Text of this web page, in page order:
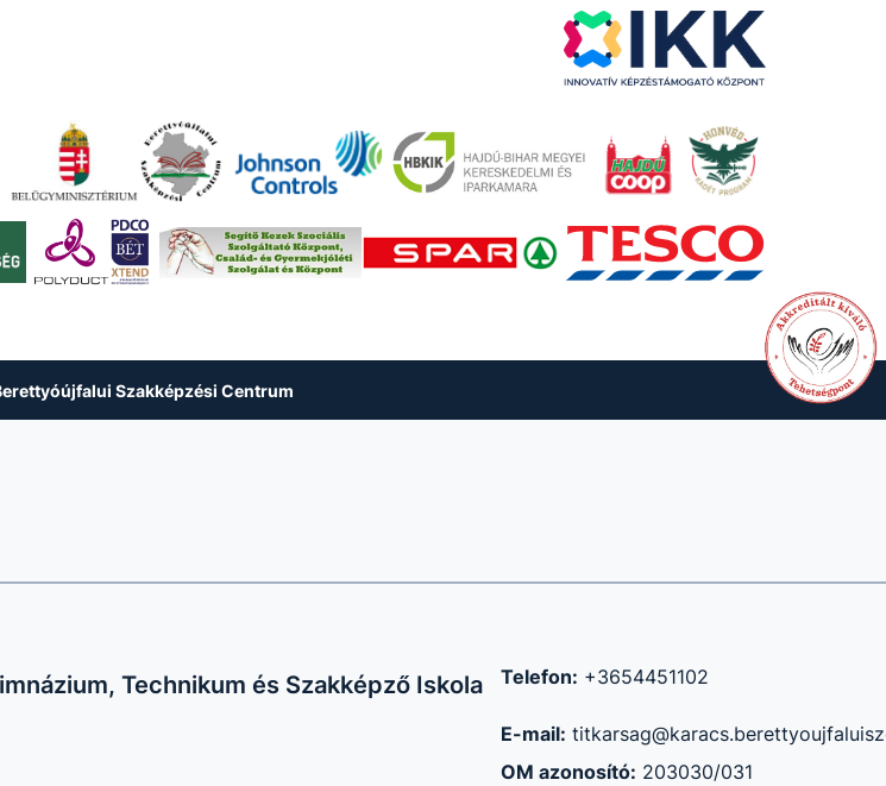
Szakképzési Centrum
Technikum és Szakképző Iskola Telefon: +3654451102
E-mail:
OM azonosító: 203030/031